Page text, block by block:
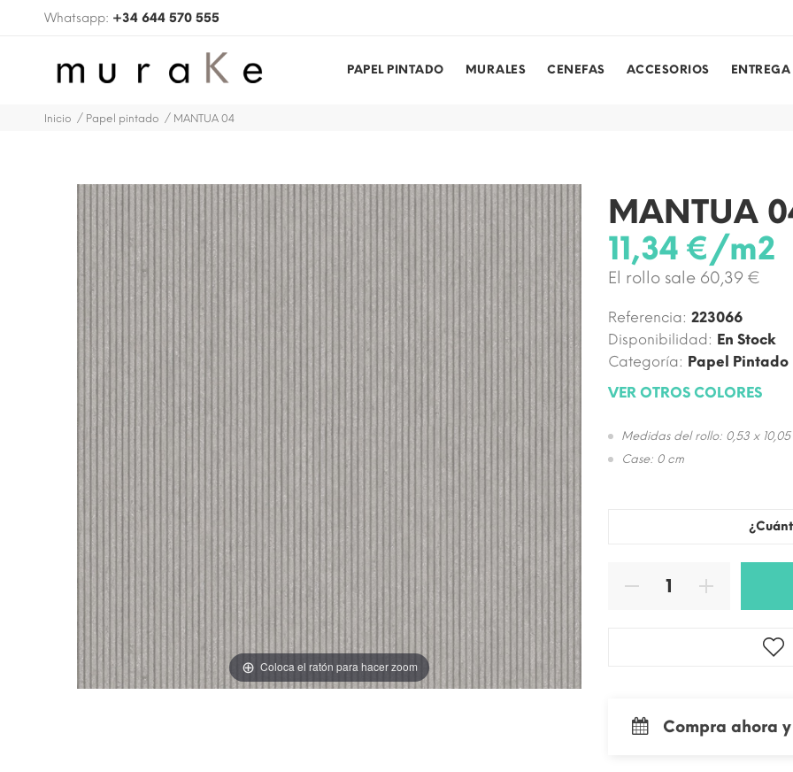
Whatsapp: +34 644 570 555
PAPEL PINTADO MURALES CENEFAS ACCESORIOS
Inicio Papel pintado MANTUA 04
Coloca el ratón para hacer zoom
MANTUA
11,34 €/m2
El rollo sale 60,39 €
Referencia: 223066
Disponibilidad: En Stock
Categoría: Papel Pintado
VER OTROS COLORES
Medidas del rollo: 0,53 x 10,05
Case: 0 cm
Compra ahora